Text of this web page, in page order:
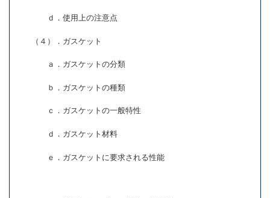
ｄ．使用上の注意点
（４）．ガスケット
ａ．ガスケットの分類
ｂ．ガスケットの種類
ｃ．ガスケットの一般特性
ｄ．ガスケット材料
ｅ．ガスケットに要求される性能